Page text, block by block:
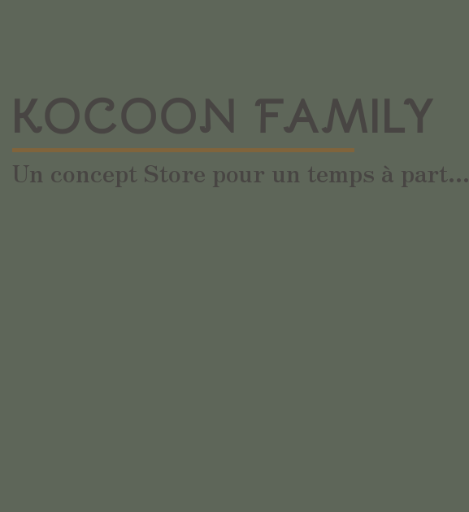
KOCOON FAMILY
Un concept Store pour un temps à part...